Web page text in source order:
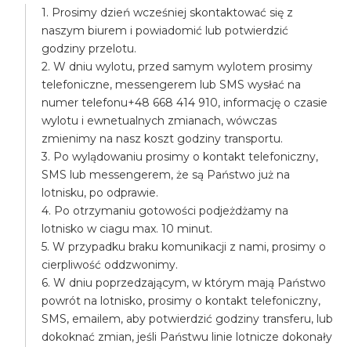
1. Prosimy dzień wcześniej skontaktować się z
naszym biurem i powiadomić lub potwierdzić
godziny przelotu.
2. W dniu wylotu, przed samym wylotem prosimy
telefoniczne, messengerem lub SMS wysłać na
numer telefonu+48 668 414 910, informację o czasie
wylotu i ewnetualnych zmianach, wówczas
zmienimy na nasz koszt godziny transportu.
3. Po wylądowaniu prosimy o kontakt telefoniczny,
SMS lub messengerem, że są Państwo już na
lotnisku, po odprawie.
4. Po otrzymaniu gotowości podjeżdżamy na
lotnisko w ciagu max. 10 minut.
5. W przypadku braku komunikacji z nami, prosimy o
cierpliwość oddzwonimy.
6. W dniu poprzedzającym, w którym mają Państwo
powrót na lotnisko, prosimy o kontakt telefoniczny,
SMS, emailem, aby potwierdzić godziny transferu, lub
dokoknać zmian, jeśli Państwu linie lotnicze dokonały